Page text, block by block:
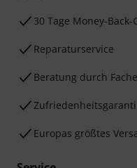
30 Tage Money-Back-
Reparaturservice
Beratung durch
Europas größtes